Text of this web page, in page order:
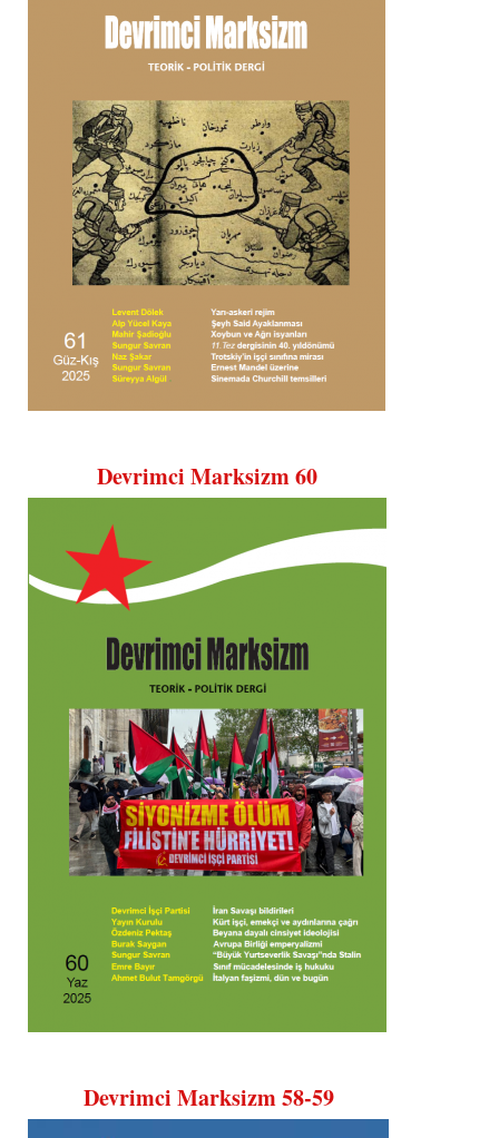
Devrimci Marksizm 60
Devrimci Marksizm 58-59